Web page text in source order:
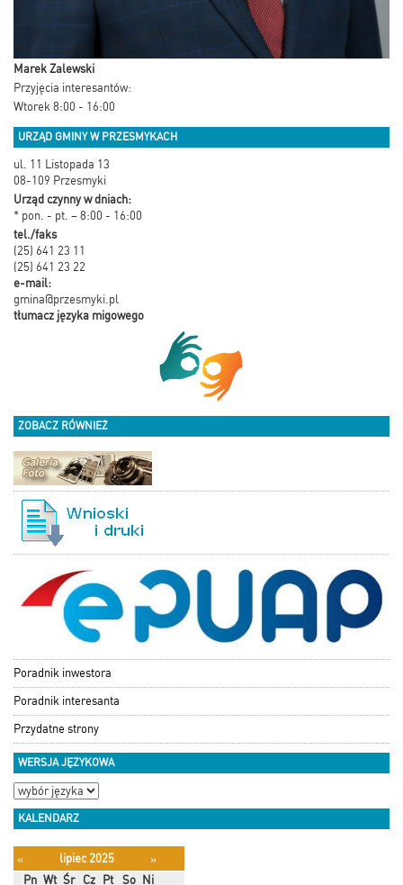
Marek Zalewski
Przyjęcia interesantów:
Wtorek 8:00 - 16:00
URZĄD GMINY W PRZESMYKACH
ul. 11 Listopada 13
08-109 Przesmyki
Urząd czynny w dniach:
* pon. - pt. – 8:00 - 16:00
tel./faks
(25) 641 23 11
(25) 641 23 22
e-mail:
gmina@przesmyki.pl
tłumacz języka migowego
ZOBACZ RÓWNIEŻ
Poradnik inwestora
Poradnik interesanta
Przydatne strony
WERSJA JĘZYKOWA
KALENDARZ
« lipiec 2025
»
Pn Wt Śr Cz Pt So Ni